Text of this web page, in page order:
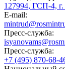
127994, ГСП-4,
E-mail:
Пресс-служба:
Пресс-служба:
+7 (495) 870-68-